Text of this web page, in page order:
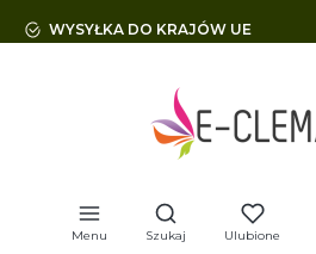
WYSYŁKA DO KRAJÓW UE
Menu
Otwórz wyszukiwarkę
Szukaj Ulubione